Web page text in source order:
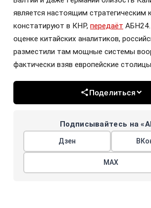
является настоящим
констатируют в КНР, передаёт
оценке китайских аналитиков,
разместили там мощные системы
фактически взяв европейские
Поделиться
Подписывайтесь на
Дзен
МАХ